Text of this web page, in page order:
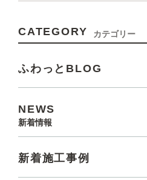
CATEGORY カテゴリー
ふわっとBLOG
NEWS
新着情報
新着施工事例